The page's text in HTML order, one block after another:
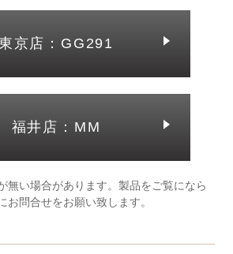
京店：GG291
福井店：MM
無い場合があります。製品をご覧になら
お問合せをお願い致します。